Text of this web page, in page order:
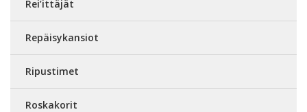
Rei’ittäjät
Repäisykansiot
Ripustimet
Roskakorit